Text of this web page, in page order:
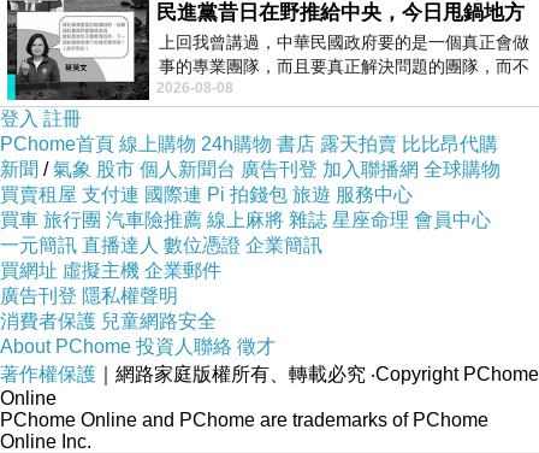
民進黨昔日在野推給中央，今日甩鍋地方
上回我曾講過，中華民國政府要的是一個真正會做
事的專業團隊，而且要真正解決問題的團隊，而不
是只會到處甩鍋的雙標團隊，最近民進黨
2026-08-08
登入 註冊
PChome首頁 線上購物 24h購物 書店 露天拍賣 比比昂代購
新聞 /氣象 股市 個人新聞台 廣告刊登 加入聯播網 全球購物
買賣租屋 支付連 國際連 Pi 拍錢包 旅遊 服務中心
買車 旅行團 汽車險推薦 線上麻將 雜誌 星座命理 會員中心
一元簡訊 直播達人 數位憑證 企業簡訊
買網址 虛擬主機 企業郵件
廣告刊登 隱私權聲明
消費者保護 兒童網路安全
About PChome 投資人聯絡 徵才
著作權保護 ｜網路家庭版權所有、轉載必究 ‧Copyright PChome
Online
PChome Online and PChome are trademarks of PChome
Online Inc.